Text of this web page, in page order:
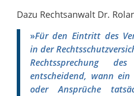
Dazu Rechtsanwalt Dr.
»Für den Eintritt des
in der
Rechtssprechung
entscheidend, wann
oder Ansprüche